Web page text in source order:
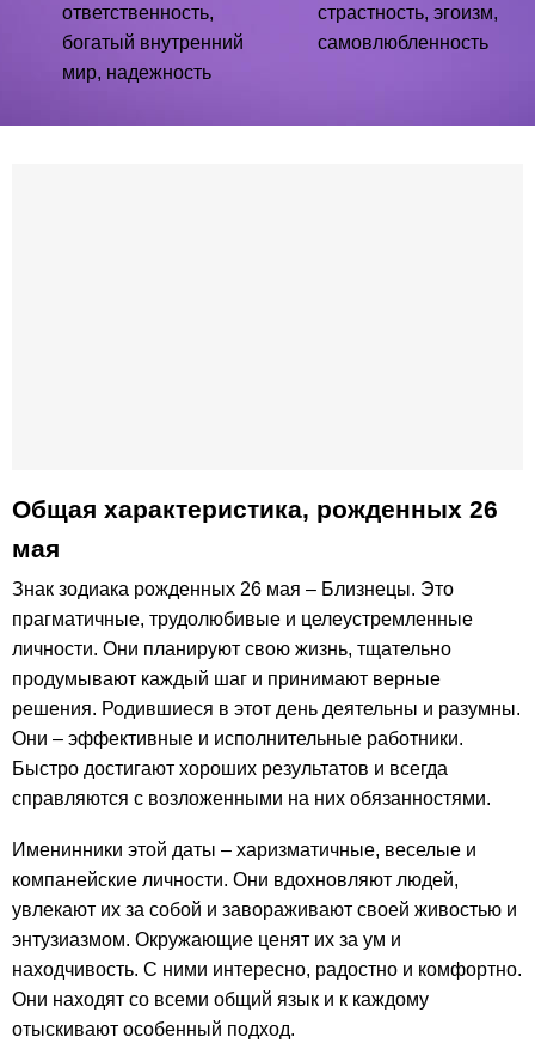
ответственность,
богатый внутренний
мир, надежность
страстность, эгоизм,
самовлюбленность
Общая характеристика, рожденных 26
мая
Знак зодиака рожденных 26 мая – Близнецы. Это
прагматичные, трудолюбивые и целеустремленные
личности. Они планируют свою жизнь, тщательно
продумывают каждый шаг и принимают верные
решения. Родившиеся в этот день деятельны и разумны.
Они – эффективные и исполнительные работники.
Быстро достигают хороших результатов и всегда
справляются с возложенными на них обязанностями.
Именинники этой даты – харизматичные, веселые и
компанейские личности. Они вдохновляют людей,
увлекают их за собой и завораживают своей живостью и
энтузиазмом. Окружающие ценят их за ум и
находчивость. С ними интересно, радостно и комфортно.
Они находят со всеми общий язык и к каждому
отыскивают особенный подход.